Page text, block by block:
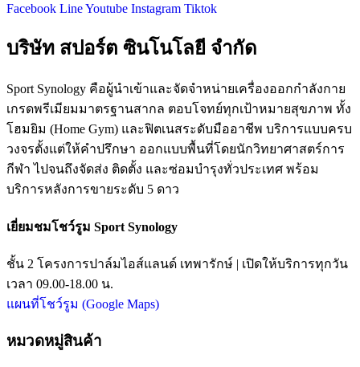
Facebook LineYoutube Instagram Tiktok
บริษัท สปอร์ต ซินโนโลยี จำกัด
Sport Synology คือผู้นำเข้าและจัดจำหน่ายเครื่องออกกำลังกาย
เกรดพรีเมียมมาตรฐานสากล ตอบโจทย์ทุกเป้าหมายสุขภาพ ทั้ง
โฮมยิม (Home Gym) และฟิตเนสระดับมืออาชีพ บริการแบบครบ
วงจรตั้งแต่ให้คำปรึกษา ออกแบบพื้นที่โดยนักวิทยาศาสตร์การ
กีฬา ไปจนถึงจัดส่ง ติดตั้ง และซ่อมบำรุงทั่วประเทศ พร้อม
บริการหลังการขายระดับ 5 ดาว
เยี่ยมชมโชว์รูม Sport Synology
ชั้น 2 โครงการปาล์มไอส์แลนด์ เทพารักษ์ | เปิดให้บริการทุกวัน
เวลา 09.00-18.00 น.
แผนที่โชว์รูม (Google Maps)
หมวดหมู่สินค้า